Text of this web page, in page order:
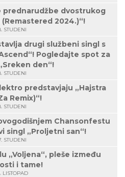
prednarudžbe dvostrukog
2024.)“!
STUDENI
drugi službeni singl s
Pogledajte spot za
den“!
STUDENI
predstavjaju „Hajstra
Remix)“!
STUDENI
Chansonfestu
singl „Proljetni san“!
STUDENI
„Voljena“, pleše između
i tame!
LISTOPAD